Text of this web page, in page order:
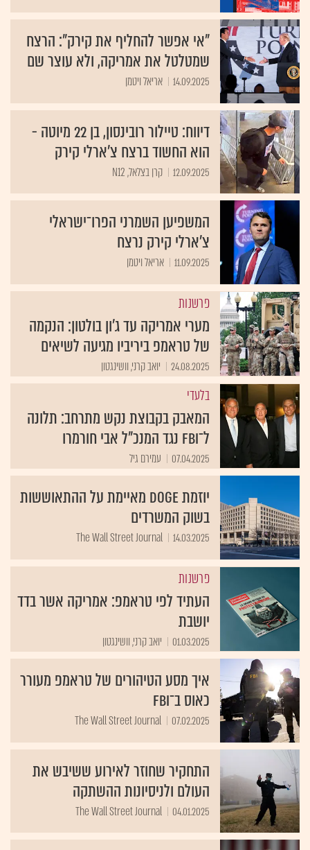
"אי אפשר להחליף את קירק": הרצח
שמטלטל את אמריקה, ולא עוצר שם
14.09.2025 אריאל ויטמן
דיווח: טיילור רובינסון, בן 22 מיוטה -
הוא החשוד ברצח צ'ארלי קירק
12.09.2025 קרן בצלאל, N12
המשפיען השמרני הפרו־ישראלי
צ’ארלי קירק נרצח
11.09.2025 אריאל ויטמן
פרשנות
מערי אמריקה עד ג'ון בולטון: הנקמה
של טראמפ ביריביו מגיעה לשיאים
24.08.2025 יואב קרני, וושינגטון
בלעדי
המאבק בקבוצת נקש מתרחב: תלונה
ל־FBI נגד המנכ"ל אבי חורמרו
07.04.2025 עמירם גיל
יוזמת DOGE מאיימת על ההתאוששות
בשוק המשרדים
14.03.2025
The Wall Street Journal
פרשנות
העתיד לפי טראמפ: אמריקה אשר בדד
יושבת
01.03.2025 יואב קרני, וושינגטון
איך מסע הטיהורים של טראמפ מעורר
כאוס ב־FBI
07.02.2025
The Wall Street Journal
התחקיר שחוזר לאירוע ששיבש את
העולם ולניסיונות ההשתקה
04.01.2025
The Wall Street Journal